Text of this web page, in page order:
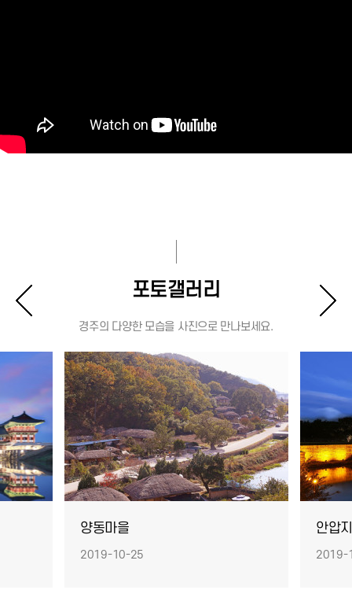
포토갤러리
경주의 다양한 모습을 사진으로 만나보세요.
양동마을
2019-10-25
안압지
2019-